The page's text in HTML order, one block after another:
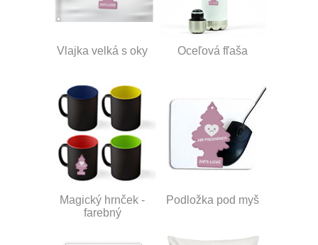
Vlajka velká s oky Oceľová fľaša
Magický hrnček -
farebný
Podložka pod myš